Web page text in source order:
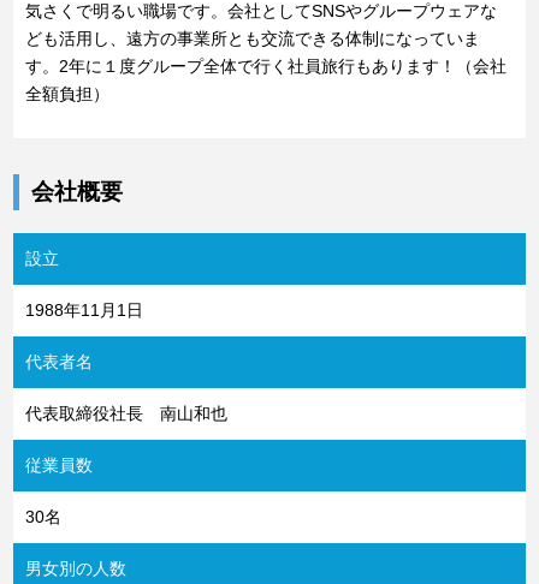
気さくで明るい職場です。会社としてSNSやグループウェアな
ども活用し、遠方の事業所とも交流できる体制になっていま
す。2年に１度グループ全体で行く社員旅行もあります！（会社
全額負担）
会社概要
設立
1988年11月1日
代表者名
代表取締役社長 南山和也
従業員数
30名
男女別の人数